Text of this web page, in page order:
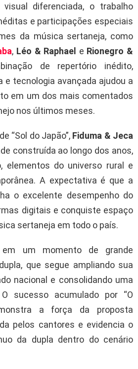
diferenciada, o trabalho
e participações especiais
da música sertaneja, como
, Léo & Raphael e Rionegro &
de repertório inédito,
e tecnologia avançada ajudou a
em um dos mais comentados
nos últimos meses.
“Sol do Japão”, Fiduma & Jeca
construída ao longo dos anos,
elementos do universo rural e
A expectativa é que a
o excelente desempenho do
digitais e conquiste espaço
sertaneja em todo o país.
um momento de grande
que segue ampliando sua
nacional e consolidando uma
sucesso acumulado por “O
a força da proposta
pelos cantores e evidencia o
da dupla dentro do cenário